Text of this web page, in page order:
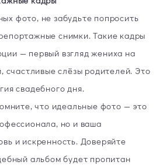
фото, не забудьте попросить
снимки. Такие кадры
— первый взгляд жениха на
счастливые слёзы родителей. Это
свадебного дня.
что идеальные фото — это
но и ваша
и искренность. Доверяйте
альбом будет пропитан